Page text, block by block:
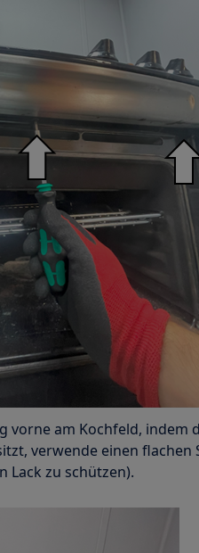
vorne am Kochfeld, indem
verwende einen
Lack zu schützen).